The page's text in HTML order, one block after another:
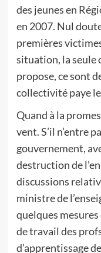
des jeunes en
en 2007. Nul
premières
situation, la seule
propose, ce sont
collectivité paye
Quand à la
vent. S’il n’entre
gouvernement,
destruction de
discussions
ministre de
quelques
de travail des
d’apprentissage